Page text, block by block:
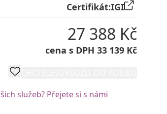
Certifikát:IGI
27 388 Kč
cena s DPH 33 139 Kč
služeb? Přejete si s námi